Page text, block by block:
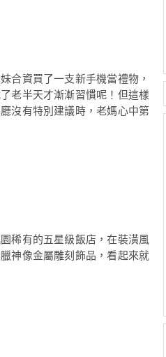
合資買了一支新手機當禮物，
老半天才漸漸習慣呢！但這樣
沒有特別建議時，老媽心中第
稀有的五星級飯店，在裝潢風
神像金屬雕刻飾品，看起來就